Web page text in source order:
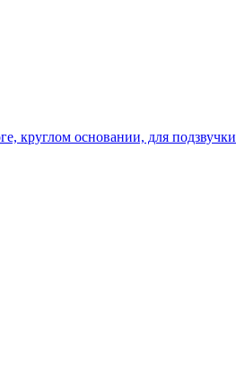
круглом основании, для подзвучки